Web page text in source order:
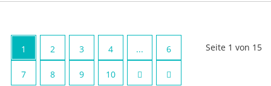
Seite 1 von 15
1 2 3 4 ... 6
7 8 9 10